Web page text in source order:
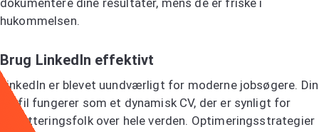
hukommelsen.
Brug LinkedIn effektivt
LinkedIn er blevet uundværligt for moderne jobsøgere. Din
profil fungerer som et dynamisk CV, der er synligt for
rekrutteringsfolk over hele verden. Optimeringsstrategier